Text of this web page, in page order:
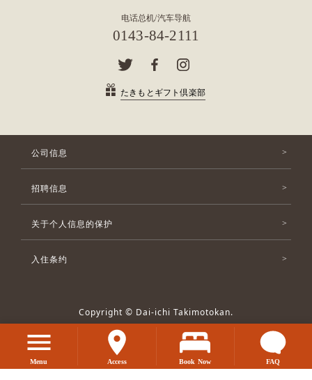
电话总机/汽车导航
0143-84-2111
たきもとギフト倶楽部
公司信息
招聘信息
关于个人信息的保护
入住条约
Copyright © Dai-ichi Takimotokan.
All Rights Reserved.
Menu Access Book Now FAQ